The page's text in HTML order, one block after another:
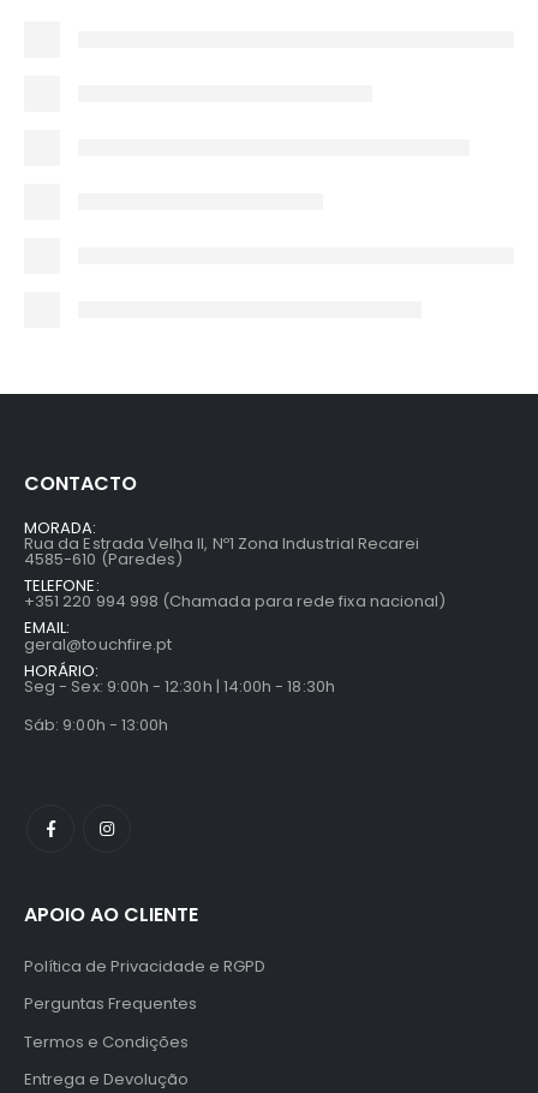
CONTACTO
MORADA:
Rua da Estrada Velha II, Nº1 Zona Industrial Recarei
4585-610 (Paredes)
TELEFONE:
+351 220 994 998 (Chamada para rede fixa nacional)
EMAIL:
geral@touchfire.pt
HORÁRIO:
Seg - Sex: 9:00h - 12:30h | 14:00h - 18:30h
Sáb: 9:00h - 13:00h
APOIO AO CLIENTE
Política de Privacidade e RGPD
Perguntas Frequentes
Termos e Condições
Entrega e Devolução